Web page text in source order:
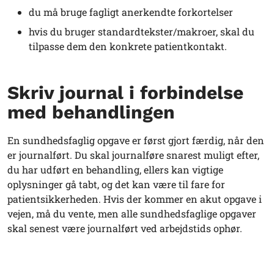
du må bruge fagligt anerkendte forkortelser
hvis du bruger standardtekster/makroer, skal du
tilpasse dem den konkrete patientkontakt.
Skriv journal i forbindelse
med behandlingen
En sundhedsfaglig opgave er først gjort færdig, når den
er journalført. Du skal journalføre snarest muligt efter,
du har udført en behandling, ellers kan vigtige
oplysninger gå tabt, og det kan være til fare for
patientsikkerheden. Hvis der kommer en akut opgave i
vejen, må du vente, men alle sundhedsfaglige opgaver
skal senest være journalført ved arbejdstids ophør.